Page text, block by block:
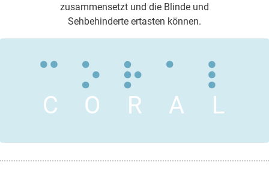
zusammensetzt und die Blinde und
Sehbehinderte ertasten können.
C O R A L